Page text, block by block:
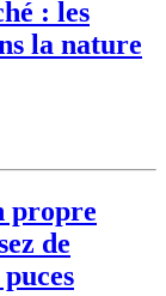
: les
la nature
propre
de